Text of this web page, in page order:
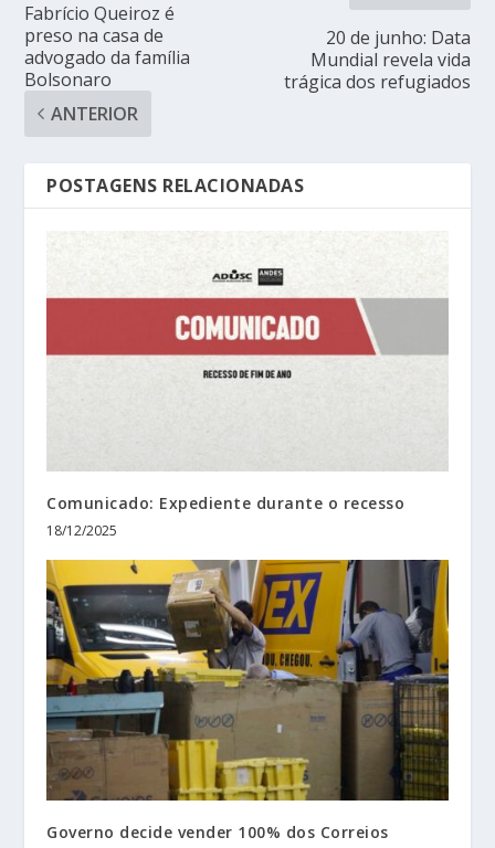
Fabrício Queiroz é
preso na casa de
advogado da família
Bolsonaro
ANTERIOR
20 de junho: Data
Mundial revela vida
trágica dos refugiados
POSTAGENS RELACIONADAS
Comunicado: Expediente durante o recesso
18/12/2025
Governo decide vender 100% dos Correios